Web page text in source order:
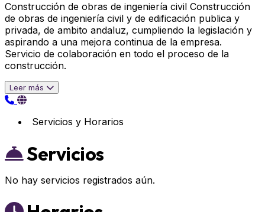
Construcción de obras de ingeniería civil Construcción
de obras de ingeniería civil y de edificación publica y
privada, de ambito andaluz, cumpliendo la legislación y
aspirando a una mejora continua de la empresa.
Servicio de colaboración en todo el proceso de la
construcción.
Leer más
Servicios y Horarios
Servicios
No hay servicios registrados aún.